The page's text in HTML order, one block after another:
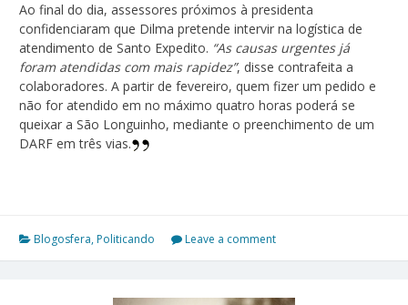
Ao final do dia, assessores próximos à presidenta
confidenciaram que Dilma pretende intervir na logística de
atendimento de Santo Expedito. “As causas urgentes já
foram atendidas com mais rapidez”, disse contrafeita a
colaboradores. A partir de fevereiro, quem fizer um pedido e
não for atendido em no máximo quatro horas poderá se
queixar a São Longuinho, mediante o preenchimento de um
DARF em três vias.
Blogosfera, Politicando Leave a comment